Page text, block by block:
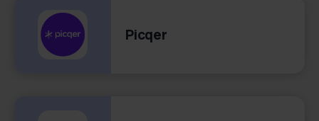
Picqer